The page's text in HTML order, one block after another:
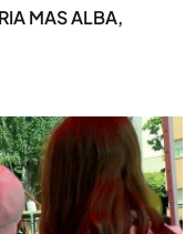
MAS ALBA,